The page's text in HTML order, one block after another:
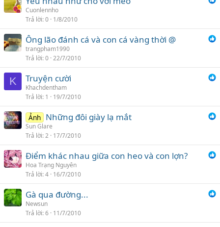
Cuonlennho
Trả lời 0 1/8/2010
Ông lão đánh cá và con cá vàng thời @
trangpham1990
Trả lời 0 22/7/2010
K Truyện cười
Khachdentham
Trả lời 1 19/7/2010
Ảnh Những đôi giày lạ mắt
Sun Glare
Trả lời 2 17/7/2010
Điểm khác nhau giữa con heo và con lợn?
Hoa Trạng Nguyên
Trả lời 4 16/7/2010
Gà qua đường...
Newsun
Trả lời 6 11/7/2010